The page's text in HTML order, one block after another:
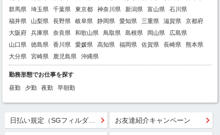
群馬県
埼玉県 千葉県 東京都 神奈川県 新潟県 富山県
石川県
福井県
山梨県 長野県 岐阜県 静岡県 愛知県 三重県 滋賀県
京都府
大阪府
兵庫県 奈良県 和歌山県 鳥取県 島根県 岡山県
広島県
山口県
徳島県 香川県 愛媛県 高知県 福岡県 佐賀県 長崎県
熊本県
大分県
宮崎県 鹿児島県 沖縄県
勤務形態でお仕事を探す
昼勤
夕勤 夜勤 早朝勤
お友達紹介キャンペーン